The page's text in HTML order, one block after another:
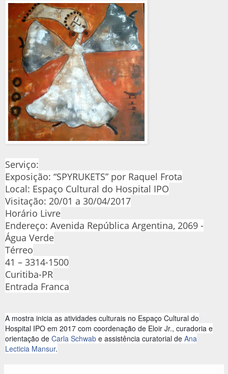
Serviço:
Exposição: “SPYRUKETS” por Raquel Frota
Local: Espaço Cultural do Hospital IPO
Visitação: 20/01 a 30/04/2017
Horário Livre
Endereço: Avenida República Argentina, 2069 -
Água Verde
Térreo
41 – 3314-1500
Curitiba-PR
Entrada Franca
A mostra inicia as atividades culturais no Espaço Cultural do
Hospital IPO em 2017 com coordenação de Eloir Jr., curadoria e
orientação de Carla Schwab e assistência curatorial de Ana
Lecticia Mansur.